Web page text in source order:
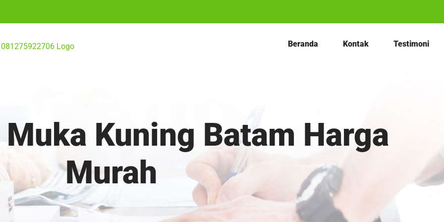
Beranda Kontak Testimoni
Kuning Batam Harga
Murah